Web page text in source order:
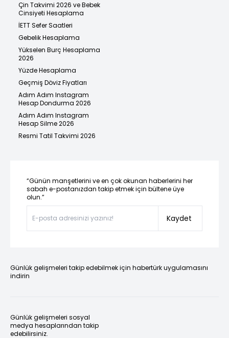
Çin Takvimi 2026 ve Bebek
Cinsiyeti Hesaplama
İETT Sefer Saatleri
Gebelik Hesaplama
Yükselen Burç Hesaplama
2026
Yüzde Hesaplama
Geçmiş Döviz Fiyatları
Adım Adım Instagram
Hesap Dondurma 2026
Adım Adım Instagram
Hesap Silme 2026
Resmi Tatil Takvimi 2026
“Günün manşetlerini ve en çok okunan haberlerini her
sabah e-postanızdan takip etmek için bültene üye
olun.”
Kaydet
Günlük gelişmeleri takip edebilmek için habertürk uygulamasını
indirin
Günlük gelişmeleri sosyal
medya hesaplarından takip
edebilirsiniz.